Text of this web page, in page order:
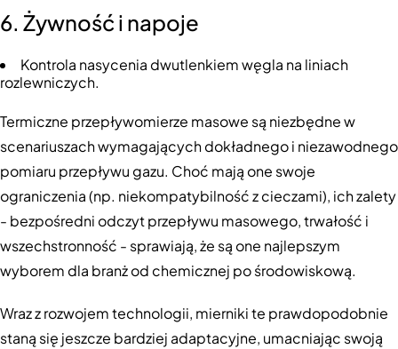
6. Żywność i napoje
Kontrola nasycenia dwutlenkiem węgla na liniach
rozlewniczych.
Termiczne przepływomierze masowe są niezbędne w
scenariuszach wymagających dokładnego i niezawodnego
pomiaru przepływu gazu. Choć mają one swoje
ograniczenia (np. niekompatybilność z cieczami), ich zalety
- bezpośredni odczyt przepływu masowego, trwałość i
wszechstronność - sprawiają, że są one najlepszym
wyborem dla branż od chemicznej po środowiskową.
Wraz z rozwojem technologii, mierniki te prawdopodobnie
staną się jeszcze bardziej adaptacyjne, umacniając swoją